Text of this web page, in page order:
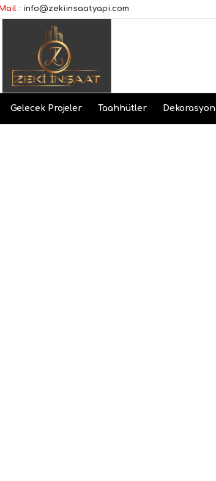
: info@zekiinsaatyapi.com
Gelecek Projeler Taahhütler Dekorasyon